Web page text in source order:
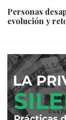
Personas
evolución y